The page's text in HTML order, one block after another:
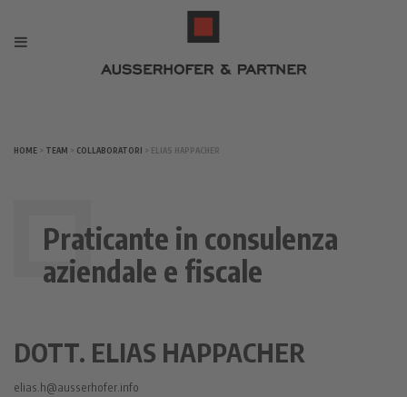
HOME > TEAM > COLLABORATORI > ELIAS HAPPACHER
Praticante in consulenza
aziendale e fiscale
DOTT. ELIAS HAPPACHER
elias.h@ausserhofer.info